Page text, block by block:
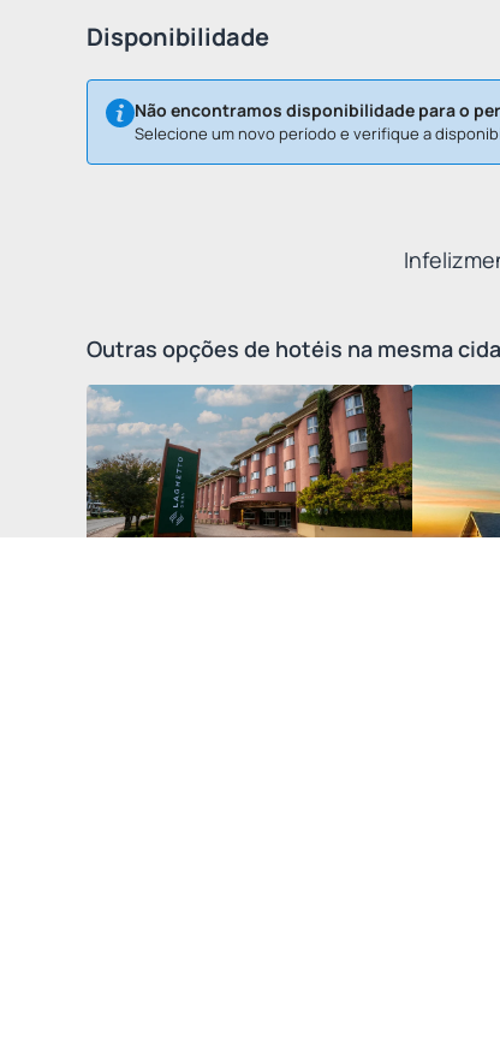
Disponibilidade
Não encontramos disponibilidade para o
Selecione um novo período e verifique a
Outras opções de hotéis na mesma